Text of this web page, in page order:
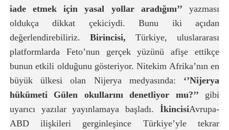
iade etmek için yasal yollar aradığını’’yazması
oldukça dikkat çekiciydi. Bunu iki açıdan
değerlendirebiliriz. Birincisi, Türkiye, uluslararası
platformlarda Feto’nun gerçek yüzünü afişe ettikçe
bunun etkili olduğunu gösteriyor. Nitekim Afrika’nın en
büyük ülkesi olan Nijerya medyasında: ‘’Nijerya
hükümeti Gülen okullarını denetliyor mu?’’ gibi
uyarıcı yazılar yayınlamaya başladı. İkincisiAvrupa-
ABD ilişkileri gerginleşince Türkiye’yle tekrar